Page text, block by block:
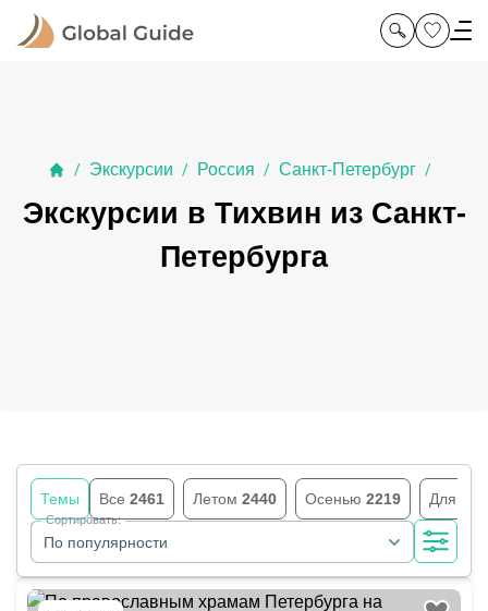
/ Экскурсии / Россия / Санкт-Петербург /
Экскурсии в Тихвин из Санкт-
Петербурга
Темы Все 2461 Летом 2440 Осенью 2219 Для
По популярности
Сортировать: